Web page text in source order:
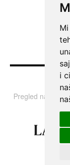
i
Pregled